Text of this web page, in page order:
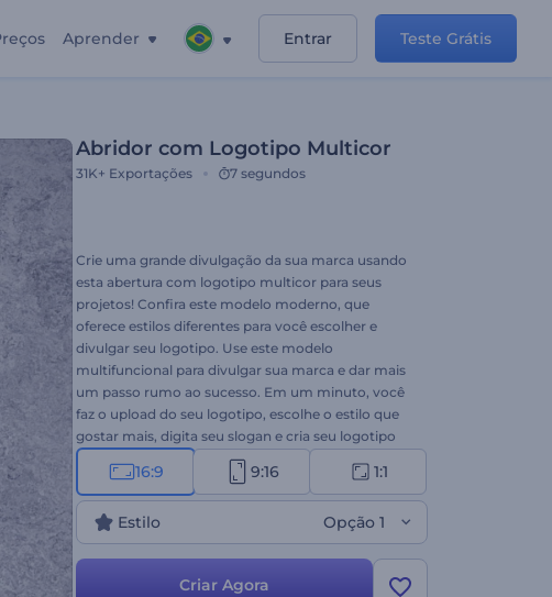
Aprender Entrar Teste Grátis
Abridor com Logotipo Multicor
31K+ Exportações 7 segundos
Crie uma grande divulgação da sua marca usando
esta abertura com logotipo multicor para seus
projetos! Confira este modelo moderno, que
oferece estilos diferentes para você escolher e
divulgar seu logotipo. Use este modelo
multifuncional para divulgar sua marca e dar mais
um passo rumo ao sucesso. Em um minuto, você
faz o upload do seu logotipo, escolhe o estilo que
gostar mais, digita seu slogan e cria seu logotipo
em poucos cliques. Perfeito para divulgações de
marcas, comerciais de TV, aberturas de palestras,
divulgação de empresas e muito mais. Dê uma
chance agora mesmo!
16:9 9:16 1:1
Estilo Opção 1
Criar Agora